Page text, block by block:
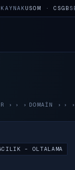
KAYNAKUSOM · CSGB
› DOMAIN ›
- OLTALAMA